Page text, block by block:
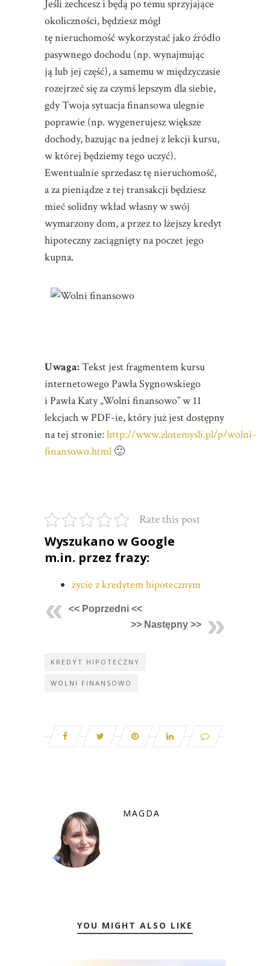
Jeśli zechcesz i będą po temu sprzyjające
okoliczności, będziesz mógł
tę nieruchomość wykorzystać jako źródło
pasywnego dochodu (np. wynajmując
ją lub jej część), a samemu w międzyczasie
rozejrzeć się za czymś lepszym dla siebie,
gdy Twoja sytuacja finansowa ulegnie
poprawie (np. wygenerujesz większe
dochody, bazując na jednej z lekcji kursu,
w której będziemy tego uczyć).
Ewentualnie sprzedasz tę nieruchomość,
a za pieniądze z tej transakcji będziesz
mieć solidny wkład własny w swój
wymarzony dom, a przez to lżejszy kredyt
hipoteczny zaciągnięty na poczet jego
kupna.
Uwaga: Tekst jest fragmentem kursu
internetowego Pawła Sygnowskiego
i Pawła Katy „Wolni finansowo” w 11
lekcjach w PDF-ie, który już jest dostępny
na tej stronie: http://www.zlotemysli.pl/p/wolni-
finansowo.html 🙂
Rate this post
Wyszukano w Google
m.in. przez frazy:
życie z kredytem hipotecznym
<< Poprzedni <<
>> Następny >>
KREDYT HIPOTECZNY
WOLNI FINANSOWO
MAGDA
YOU MIGHT ALSO LIKE